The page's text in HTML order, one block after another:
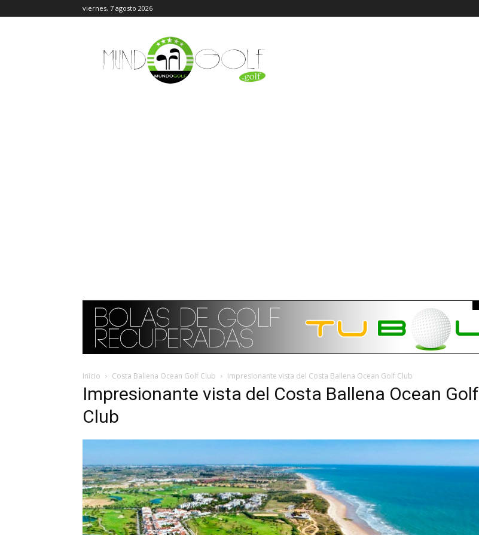
viernes, 7 agosto 2026
MundoGolf.golf
Inicio Costa Ballena Ocean Golf Club Impresionante vista del Costa Ballena Ocean Golf Club
Impresionante vista del Costa Ballena Ocean Golf
Club